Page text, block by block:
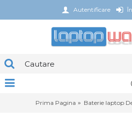
Autentificare
Prima Pagina Baterie laptop